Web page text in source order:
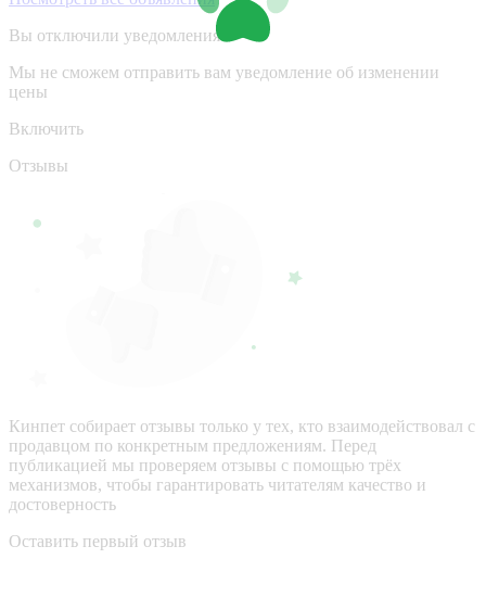
Вы отключили уведомления
Мы не сможем отправить вам уведомление об изменении
цены
Включить
Отзывы
Кинпет собирает отзывы только у тех, кто взаимодействовал с
продавцом по конкретным предложениям. Перед
публикацией мы проверяем отзывы с помощью трёх
механизмов, чтобы гарантировать читателям качество и
достоверность
Оставить первый отзыв